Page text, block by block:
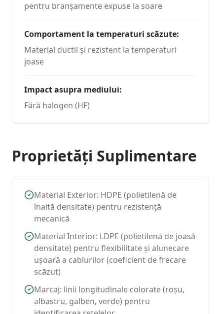
pentru branșamente expuse la soare
Comportament la temperaturi scăzute:
Material ductil și rezistent la temperaturi
joase
Impact asupra mediului:
Fără halogen (HF)
Proprietăți Suplimentare
Material Exterior: HDPE (polietilenă de
înaltă densitate) pentru rezistență
mecanică
Material Interior: LDPE (polietilenă de joasă
densitate) pentru flexibilitate și alunecare
ușoară a cablurilor (coeficient de frecare
scăzut)
Marcaj: linii longitudinale colorate (roșu,
albastru, galben, verde) pentru